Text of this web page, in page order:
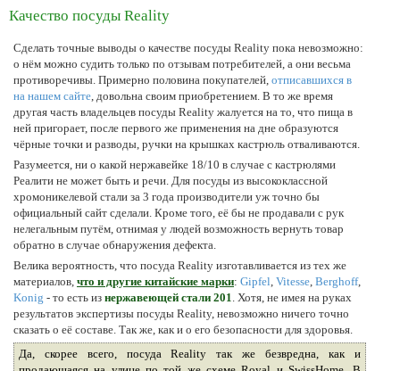
Качество посуды Reality
Сделать точные выводы о качестве посуды Reality пока невозможно:
о нём можно судить только по отзывам потребителей, а они весьма
противоречивы. Примерно половина покупателей, отписавшихся в
на нашем сайте , довольна своим приобретением. В то же время
другая часть владельцев посуды Reality жалуется на то, что пища в
ней пригорает, после первого же применения на дне образуются
чёрные точки и разводы, ручки на крышках кастрюль отваливаются.
Разумеется, ни о какой нержавейке 18/10 в случае с кастрюлями
Реалити не может быть и речи. Для посуды из высококлассной
хромоникелевой стали за 3 года производители уж точно бы
официальный сайт сделали. Кроме того, её бы не продавали с рук
нелегальным путём, отнимая у людей возможность вернуть товар
обратно в случае обнаружения дефекта.
Велика вероятность, что посуда Reality изготавливается из тех же
материалов, что и другие китайские марки: Gipfel Vitesse Berghoff,
Konig - то есть из нержавеющей стали 201 . Хотя, не имея на руках
результатов экспертизы посуды Reality, невозможно ничего точно
сказать о её составе. Так же, как и о его безопасности для здоровья.
Да, скорее всего, посуда Reality так же безвредна, как и